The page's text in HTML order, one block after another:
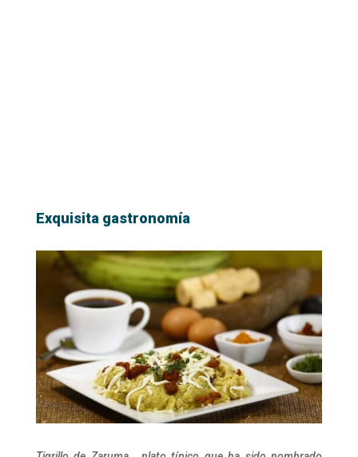
Exquisita gastronomía